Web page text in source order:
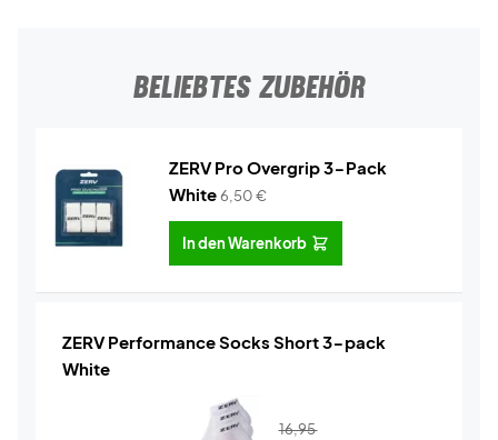
BELIEBTES ZUBEHÖR
ZERV Pro Overgrip 3-Pack
White6,50€
In den Warenkorb
ZERV Performance Socks Short 3-pack
White
16,95